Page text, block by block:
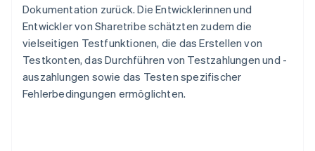
Dokumentation zurück. Die Entwicklerinnen und
Entwickler von Sharetribe schätzten zudem die
vielseitigen Testfunktionen, die das Erstellen von
Testkonten, das Durchführen von Testzahlungen und -
auszahlungen sowie das Testen spezifischer
Fehlerbedingungen ermöglichten.